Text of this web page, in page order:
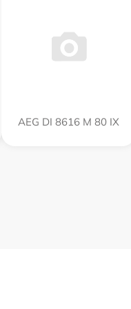
AEG DI 8616 M 80 IX